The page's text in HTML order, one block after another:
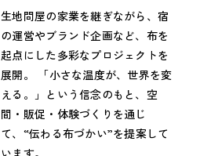
生地問屋の家業を継ぎながら、宿
の運営やブランド企画など、布を
起点にした多彩なプロジェクトを
展開。 「小さな温度が、世界を変
える。」という信念のもと、空
間・販促・体験づくりを通じ
て、“伝わる布づかい”を提案して